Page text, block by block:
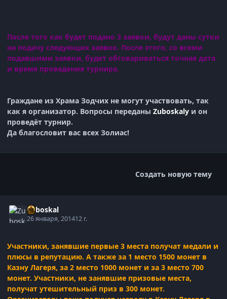
После того как будет подано 3 заявки, будут даны сутки
на подачу следующих заявок. После этого, со всеми
подавшими заявки, будет обговариваться точная дата
и время проведения турнира.
Граждане из Храма Зодчих не могут участвовать, так
как я организатор. Вопросы переданы Zuboskalу и он
проведёт турнир.
Да благословит вас всех Золиас!
Создать новую тему
Zuboskal
26 января, 201412 г.
Участники, занявшие первые 3 места получат медали и
плюсы в репутацию. А также за 1 место 1500 монет в
Казну Лагеря, за 2 место 1000 монет и за 3 место 700
монет. Участники, не занявшие призовые места,
получат утешительный приз в 300 монет.